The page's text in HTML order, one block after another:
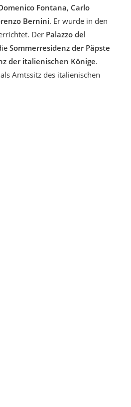
Fontana, Carlo
Bernini. Er wurde in den
Der Palazzo del
Sommerresidenz der Päpste
der italienischen Könige.
Amtssitz des italienischen